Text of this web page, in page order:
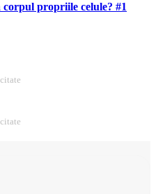
corpul propriile celule? #1